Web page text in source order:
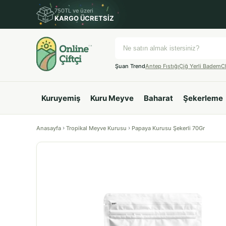
750TL ve üzeri
KARGO ÜCRETSİZ
Şuan TrendAntep FıstığıÇiğ Yerli Badem
Kuruyemiş Kuru Meyve Baharat Şekerleme
Anasayfa Tropikal Meyve Kurusu Papaya Kurusu Şekerli 70Gr